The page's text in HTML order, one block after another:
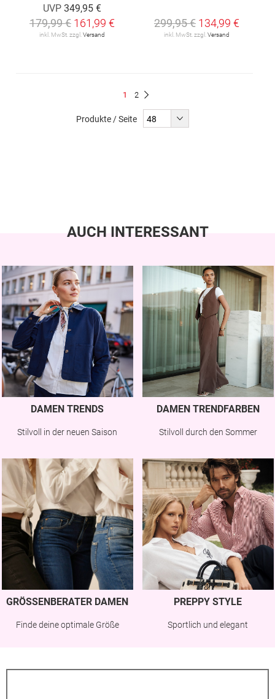
UVP 349,95 €
179,99 € 161,99 €
inkl. MwSt. zzgl. Versand
299,95 € 134,99 €
inkl. MwSt. zzgl. Versand
Du
gerade
1 Seite
2
Produkte / Seite
AUCH INTERESSANT
DAMEN TRENDS
Stilvoll in der neuen Saison
DAMEN TRENDFARBEN
Stilvoll durch den Sommer
GRÖSSENBERATER DAMEN
Finde deine optimale Größe
PREPPY STYLE
Sportlich und elegant